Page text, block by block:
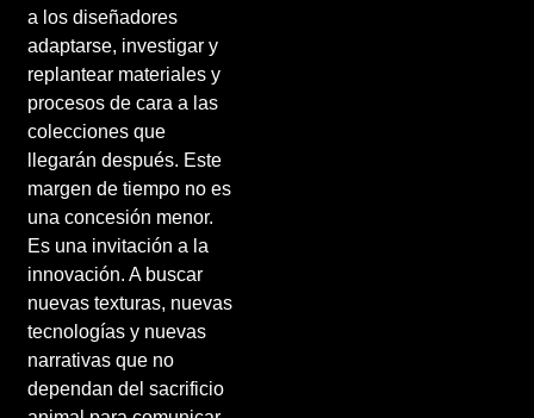
a los diseñadores
adaptarse, investigar y
replantear materiales y
procesos de cara a las
colecciones que
llegarán después. Este
margen de tiempo no es
una concesión menor.
Es una invitación a la
innovación. A buscar
nuevas texturas, nuevas
tecnologías y nuevas
narrativas que no
dependan del sacrificio